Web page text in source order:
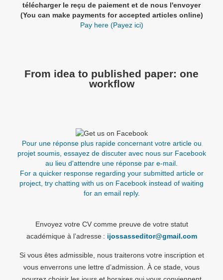
télécharger le reçu de paiement et de nous l'envoyer
(You can make payments for accepted articles online)
Pay here (Payez ici)
From idea to published paper: one
workflow
Pour une réponse plus rapide concernant votre article ou
projet soumis, essayez de discuter avec nous sur Facebook
au lieu d'attendre une réponse par e-mail.
For a quicker response regarding your submitted article or
project, try chatting with us on Facebook instead of waiting
for an email reply.
Envoyez votre CV comme preuve de votre statut
académique à l’adresse : ijossasseditor@gmail.com
Si vous êtes admissible, nous traiterons votre inscription et
vous enverrons une lettre d’admission. À ce stade, vous